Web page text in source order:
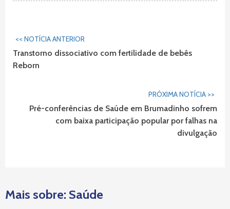
Continuar
Lendo...
<< NOTÍCIA ANTERIOR
Transtorno dissociativo com fertilidade de bebês
Reborn
PRÓXIMA NOTÍCIA >>
Pré-conferências de Saúde em Brumadinho sofrem
com baixa participação popular por falhas na
divulgação
Mais sobre: Saúde